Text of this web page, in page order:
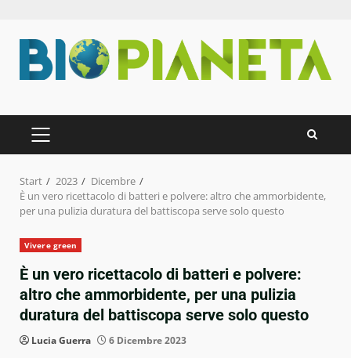
Inhalt
springen
PRIMÄRES
MENÜ
Start 2023
Dicembre
È un vero ricettacolo di batteri e polvere: altro che ammorbidente,
per una pulizia duratura del battiscopa serve solo questo
Vivere green
È un vero ricettacolo di batteri e polvere:
altro che ammorbidente, per una pulizia
duratura del battiscopa serve solo questo
Lucia Guerra 6 Dicembre 2023